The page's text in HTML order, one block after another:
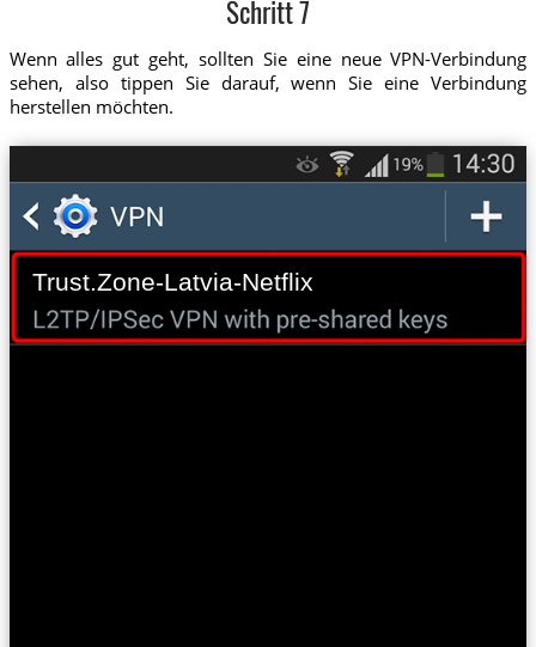
Schritt 7
Wenn alles gut geht, sollten Sie eine neue VPN-Verbindung
sehen, also tippen Sie darauf, wenn Sie eine Verbindung
herstellen möchten.
Trust.Zone-Latvia-Netflix